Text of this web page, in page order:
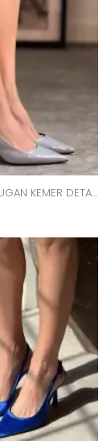
MENDY GRİ RUGAN KEMER DETAY SİVRİ BURUN KADIN TOPUKLU AYAKKABI